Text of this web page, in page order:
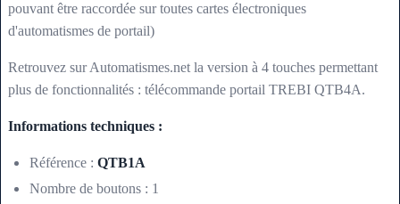
pouvant être raccordée sur toutes cartes électroniques
d'automatismes de portail)
Retrouvez sur Automatismes.net la version à 4 touches permettant
plus de fonctionnalités : télécommande portail TREBI QTB4A.
Informations techniques :
Référence : QTB1A
Nombre de boutons : 1